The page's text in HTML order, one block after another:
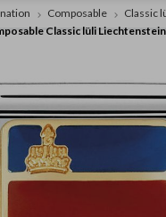
Composable
Classic
Classic lüli